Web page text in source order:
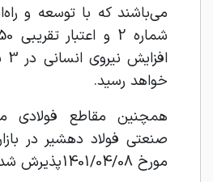
می‌باشند که با توسعه و
خواهد رسید.
همچنین مقاطع فولادی
صنعتی فولاد دهشیر در
مورخ 1401/04/08 پذیرش شد.